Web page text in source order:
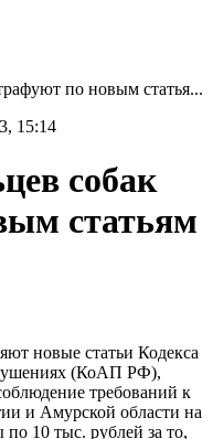
по новым статья...
15:14
собак
статьям
новые статьи Кодекса
(КоАП РФ),
требований к
и Амурской области на
10 тыс. рублей за то,